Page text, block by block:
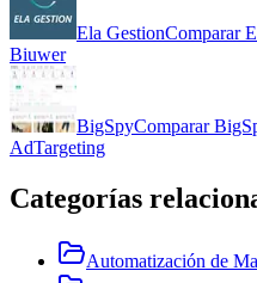
Ela GestionComparar
Biuwer
BigSpyComparar
AdTargeting
Categorías
Automatización de